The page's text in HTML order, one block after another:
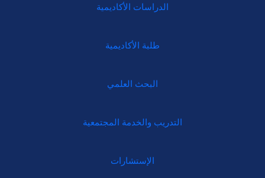
الدراسات الأكاديمية
طلبة الأكاديمية
البحث العلمي
التدريب والخدمة المجتمعية
الإستشارات